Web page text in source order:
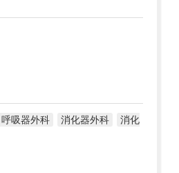
呼吸器外科 消化器外科
消化